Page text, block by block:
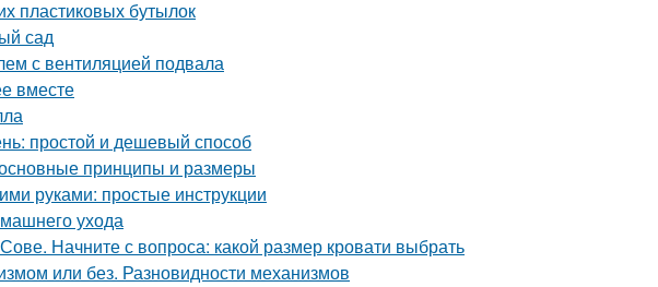
пластиковых бутылок
сад
с вентиляцией подвала
вместе
простой и дешевый способ
принципы и размеры
руками: простые инструкции
ухода
Начните с вопроса: какой размер кровати выбрать
или без. Разновидности механизмов